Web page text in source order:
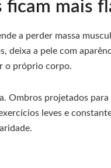
ficam mais
a perder massa
deixa a pele com
o próprio corpo.
Ombros projetados
leves e